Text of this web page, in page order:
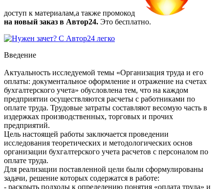
доступ к материалам,а также промокод
на новый заказ в Автор24. Это бесплатно.
Введение
Актуальность исследуемой темы «Организация труда и его
оплаты: документальное оформление и отражение на счетах
бухгалтерского учета» обусловлена тем, что на каждом
предприятии осуществляются расчеты с работниками по
оплате труда. Трудовые затраты составляют весомую часть в
издержках производственных, торговых и прочих
предприятий.
Цель настоящей работы заключается проведении
исследования теоретических и методологических основ
организации бухгалтерского учета расчетов с персоналом по
оплате труда.
Для реализации поставленной цели были сформулированы
задачи, решение которых содержатся в работе:
- раскрыть подходы к определению понятия «оплата труда» и